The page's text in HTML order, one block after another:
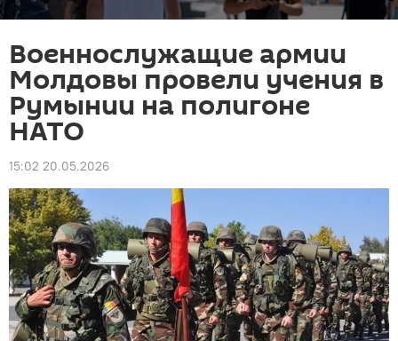
Военнослужащие армии
Молдовы провели учения в
Румынии на полигоне
НАТО
15:02 20.05.2026